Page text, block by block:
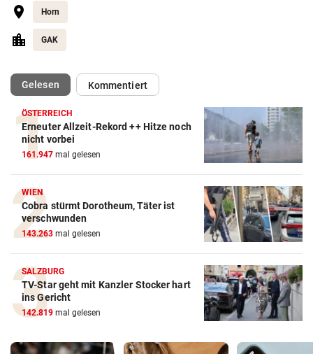
Horn
GAK
Gelesen(ausgewählt)Kommentiert
ÖSTERREICH
Erneuter Allzeit-Rekord ++ Hitze noch
nicht vorbei
161.947 mal gelesen
WIEN
Cobra stürmt Dorotheum, Täter ist
verschwunden
143.263 mal gelesen
SALZBURG
TV-Star geht mit Kanzler Stocker hart
ins Gericht
142.819 mal gelesen